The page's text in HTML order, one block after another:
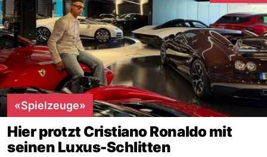
«Spielzeuge»
Hier protzt Cristiano Ronaldo mit
seinen Luxus-Schlitten